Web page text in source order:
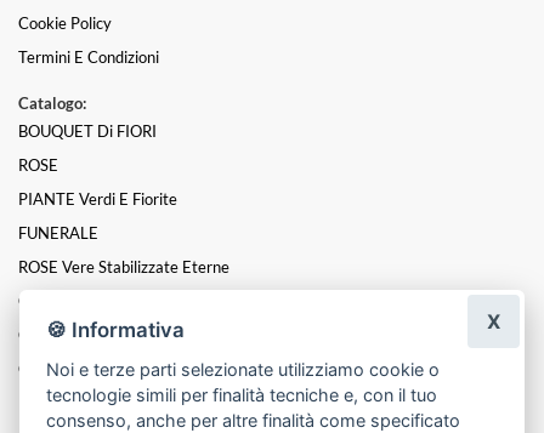
Cookie Policy
Termini E Condizioni
Catalogo:
BOUQUET Di FIORI
ROSE
PIANTE Verdi E Fiorite
FUNERALE
ROSE Vere Stabilizzate Eterne
CUORI FLOREALI
Composizioni
COMPOSIZIONI ARTIFICIALI
FIORI IN SCATOLA
🍪 Informativa
Noi e terze parti selezionate utilizziamo cookie o
tecnologie simili per finalità tecniche e, con il tuo
consenso, anche per altre finalità come specificato
X